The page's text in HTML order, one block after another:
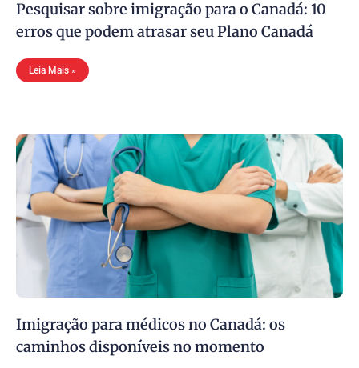
Pesquisar sobre imigração para o Canadá: 10
erros que podem atrasar seu Plano Canadá
Leia Mais »
Imigração para médicos no Canadá: os
caminhos disponíveis no momento